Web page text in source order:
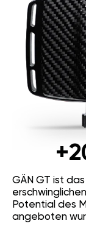
GÄN GT ist
Potential des
angeboten